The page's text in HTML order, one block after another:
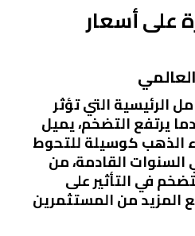
على أسعار
الرئيسية التي تؤثر
يرتفع التضخم، يميل
الذهب كوسيلة للتحوط
القادمة، من
في التأثير على
المزيد من المستثمرين